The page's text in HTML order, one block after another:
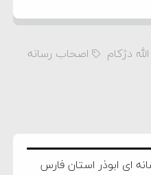
دژکام
اصحاب رسانه
ای ابوذر استان فارس